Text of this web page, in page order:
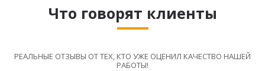
Что говорят клиенты
РЕАЛЬНЫЕ ОТЗЫВЫ ОТ ТЕХ, КТО УЖЕ ОЦЕНИЛ КАЧЕСТВО НАШЕЙ
РАБОТЫ!